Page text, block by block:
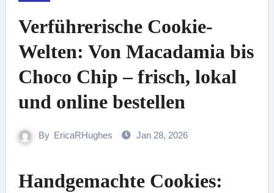
Verführerische Cookie-
Welten: Von Macadamia bis
Choco Chip – frisch, lokal
und online bestellen
By EricaRHughes Jan 28, 2026
Handgemachte Cookies: